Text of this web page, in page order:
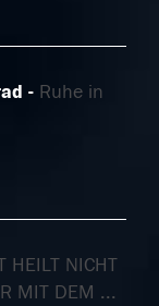
Ruhe in
HEILT NICHT
MIT DEM ...